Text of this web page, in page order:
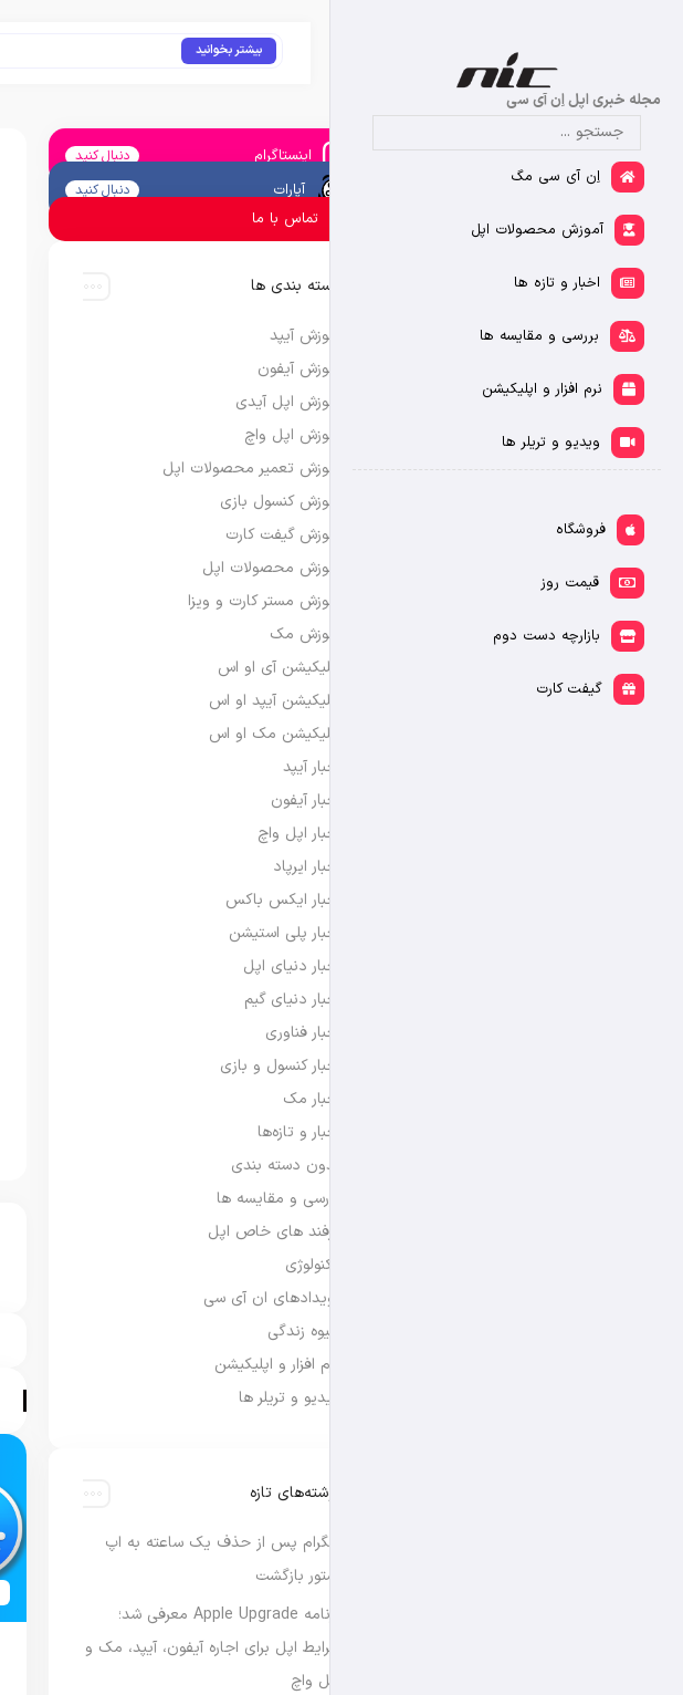
مجله خبری اپل اِن آی سی
اِن آی سی مگ
آموزش محصولات اپل
اخبار و تازه ها
بررسی و مقایسه ها
نرم افزار و اپلیکیشن
ویدیو و تریلر ها
فروشگاه
قیمت روز
بازارچه دست دوم
گیفت کارت
بیشتر بخوانید
اینستاگرام دنبال کنید
آپارات دنبال کنید
تماس با ما
دسته بندی ها
آموزش آیپد
آموزش آیفون
آموزش اپل آیدی
آموزش اپل واچ
آموزش تعمیر محصولات اپل
آموزش کنسول بازی
آموزش گیفت کارت
آموزش محصولات اپل
آموزش مستر کارت و ویزا
آموزش مک
اپلیکیشن آی او اس
اپلیکیشن آیپد او اس
اپلیکیشن مک او اس
اخبار آیپد
اخبار آیفون
اخبار اپل واچ
اخبار ایرپاد
اخبار ایکس باکس
اخبار پلی استیشن
اخبار دنیای اپل
اخبار دنیای گیم
اخبار فناوری
اخبار کنسول و بازی
اخبار مک
اخبار و تازه‌ها
بدون دسته بندی
بررسی و مقایسه ها
ترفند های خاص اپل
تکنولوژی
رویدادهای ان آی سی
شیوه زندگی
نرم افزار و اپلیکیشن
ویدیو و تریلر ها
نوشته‌های تازه
تلگرام پس از حذف یک ساعته به اپ
استور بازگشت
برنامه Apple Upgrade معرفی شد؛
شرایط اپل برای اجاره آیفون، آیپد، مک و
اپل واچ